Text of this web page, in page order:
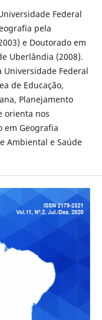
Federal
pela
e Doutorado em
Uberlândia (2008).
Universidade Federal
de Educação,
Planejamento
orienta nos
em Geografia
Ambiental e Saúde